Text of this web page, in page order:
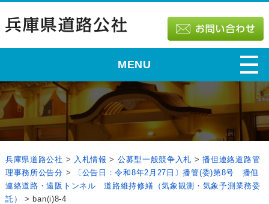
MENU
兵庫県道路公社 > 入札情報 > 公募型一般競争入札 >播但連絡道路管
理事務所公告分 >
〔公告日：令和8年2月27日〕播管(委)第8号 播但
連絡道路・遠阪トンネル 道路維持修繕（気象観測・気象予測業務委
託）
> ban(i)8-4